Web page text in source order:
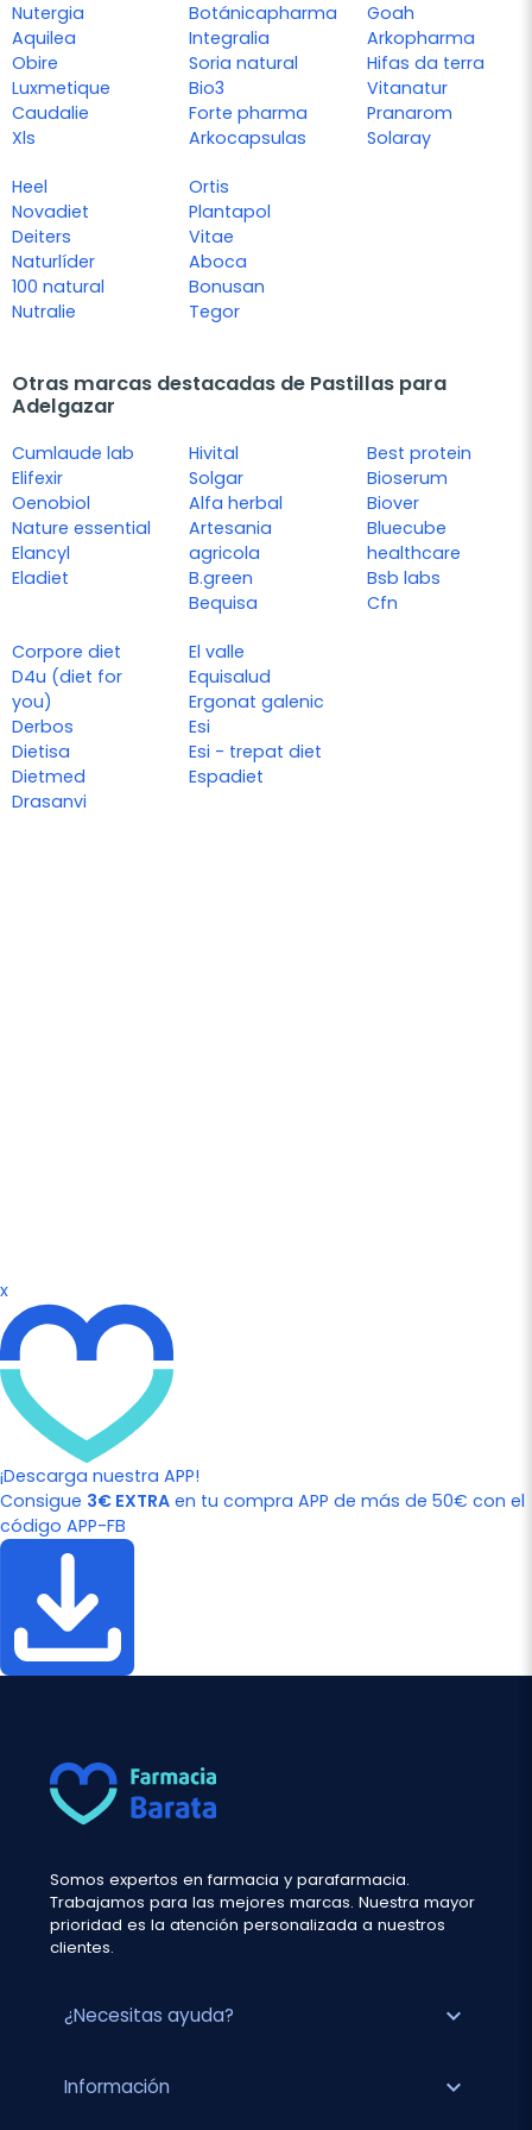
Nutergia
Aquilea
Obire
Luxmetique
Caudalie
Xls
Botánicapharma
Integralia
Soria natural
Bio3
Forte pharma
Arkocapsulas
Goah
Arkopharma
Hifas da terra
Vitanatur
Pranarom
Solaray
Heel
Novadiet
Deiters
Naturlíder
100 natural
Nutralie
Ortis
Plantapol
Vitae
Aboca
Bonusan
Tegor
Otras marcas destacadas de Pastillas para
Adelgazar
Cumlaude lab
Elifexir
Oenobiol
Nature essential
Elancyl
Eladiet
Hivital
Solgar
Alfa herbal
Artesania
agricola
B.green
Bequisa
Best protein
Bioserum
Biover
Bluecube
healthcare
Bsb labs
Cfn
Corpore diet
D4u (diet for
you)
Derbos
Dietisa
Dietmed
Drasanvi
El valle
Equisalud
Ergonat galenic
Esi
Esi - trepat diet
Espadiet
x
¡Descarga nuestra APP!
Consigue 3€ EXTRA en tu compra APP de más de 50€ con el
código APP-FB
Somos expertos en farmacia y parafarmacia.
Trabajamos para las mejores marcas. Nuestra mayor
prioridad es la atención personalizada a nuestros
clientes.
¿Necesitas ayuda? expand_more
Información expand_more